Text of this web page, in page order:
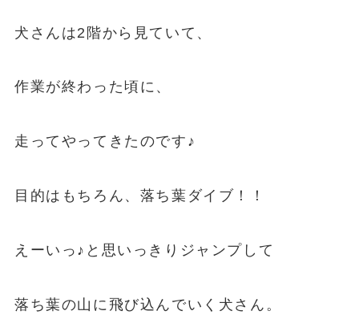
犬さんは2階から見ていて、
作業が終わった頃に、
走ってやってきたのです♪
目的はもちろん、落ち葉ダイブ！！
えーいっ♪と思いっきりジャンプして
落ち葉の山に飛び込んでいく犬さん。